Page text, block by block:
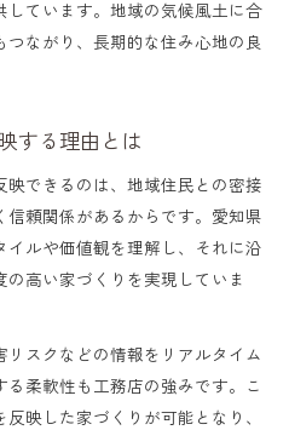
ています。地域の気候風土に合
ながり、長期的な住み心地の良
する理由とは
できるのは、地域住民との密接
頼関係があるからです。愛知県
ルや価値観を理解し、それに沿
高い家づくりを実現していま
スクなどの情報をリアルタイム
柔軟性も工務店の強みです。こ
映した家づくりが可能となり、